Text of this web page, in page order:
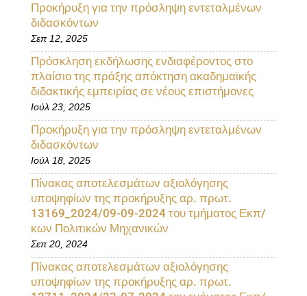
Προκήρυξη για την πρόσληψη εντεταλμένων
διδασκόντων
Σεπ 12, 2025
Πρόσκληση εκδήλωσης ενδιαφέροντος στο
πλαίσιο της πράξης απόκτηση ακαδημαϊκής
διδακτικής εμπειρίας σε νέους επιστήμονες
Ιούλ 23, 2025
Προκήρυξη για την πρόσληψη εντεταλμένων
διδασκόντων
Ιούλ 18, 2025
Πίνακας αποτελεσμάτων αξιολόγησης
υποψηφίων της προκήρυξης αρ. πρωτ.
13169_2024/09-09-2024 του τμήματος Εκπ/
κων Πολιτικών Μηχανικών
Σεπ 20, 2024
Πίνακας αποτελεσμάτων αξιολόγησης
υποψηφίων της προκήρυξης αρ. πρωτ.